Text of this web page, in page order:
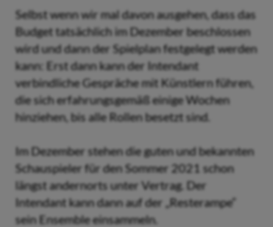
Selbst wenn wir mal davon ausgehen, dass das
Budget tatsächlich im Dezember beschlossen
wird und dann der Spielplan festgelegt werden
kann: Erst dann kann der Intendant
verbindliche Gespräche mit Künstlern führen,
die sich erfahrungsgemäß einige Wochen
hinziehen, bis alle Rollen besetzt sind.
Im Dezember stehen die guten und bekannten
Schauspieler für den Sommer 2021 schon
längst andernorts unter Vertrag. Der
Intendant kann dann auf der „Resterampe“
sein Ensemble einsammeln.